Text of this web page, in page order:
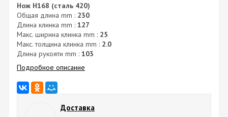
Нож H168 (сталь 420)
Общая длина mm : 230
Длина клинка mm : 127
Макс. ширина клинка mm : 25
Макс. толщина клинка mm : 2.0
Длина рукояти mm : 103
Подробное описание
Доставка